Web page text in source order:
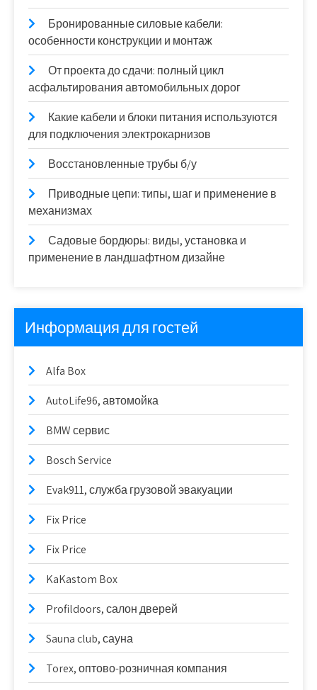
Бронированные силовые кабели:
особенности конструкции и монтаж
От проекта до сдачи: полный цикл
асфальтирования автомобильных дорог
Какие кабели и блоки питания используются
для подключения электрокарнизов
Восстановленные трубы б/у
Приводные цепи: типы, шаг и применение в
механизмах
Садовые бордюры: виды, установка и
применение в ландшафтном дизайне
Информация для гостей
Alfa Box
AutoLife96, автомойка
BMW сервис
Bosch Service
Evak911, служба грузовой эвакуации
Fix Price
Fix Price
KaKastom Box
Profildoors, салон дверей
Sauna club, сауна
Torex, оптово-розничная компания